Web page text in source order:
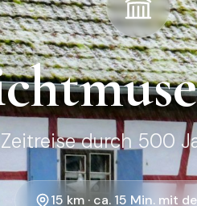
durch 500
15 km · ca. 15 Min. mit